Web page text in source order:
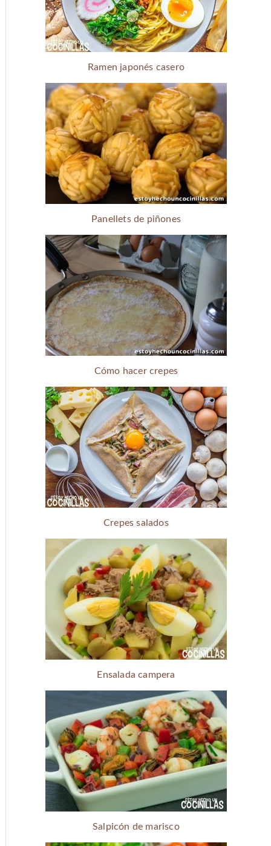
Ramen japonés casero
Panellets de piñones
Cómo hacer crepes
Crepes salados
Ensalada campera
Salpicón de marisco